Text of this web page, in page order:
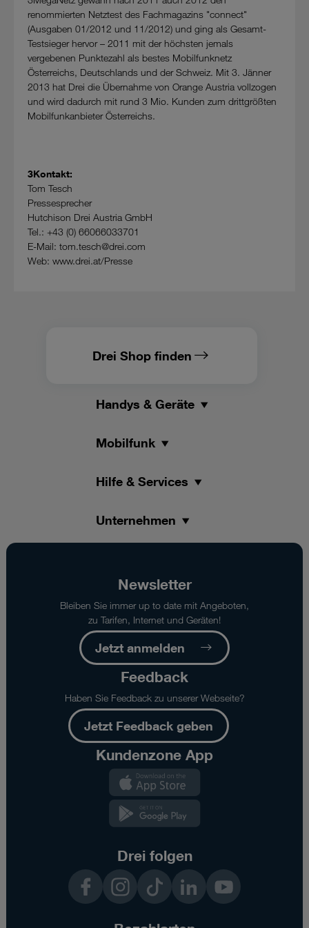
renommierten Netztest des Fachmagazins "connect"
(Ausgaben 01/2012 und 11/2012) und ging als Gesamt-
Testsieger hervor – 2011 mit der höchsten jemals
vergebenen Punktezahl als bestes Mobilfunknetz
Österreichs, Deutschlands und der Schweiz. Mit 3. Jänner
2013 hat Drei die Übernahme von Orange Austria vollzogen
und wird dadurch mit rund 3 Mio. Kunden zum drittgrößten
Mobilfunkanbieter Österreichs.
3Kontakt:
Tom Tesch
Pressesprecher
Hutchison Drei Austria GmbH
Tel.: +43 (0) 66066033701
E-Mail: tom.tesch@drei.com
Web: www.drei.at/Presse
Drei Shop finden
Handys & Geräte
Mobilfunk
Hilfe & Services
Unternehmen
Newsletter
Bleiben Sie immer up to date mit Angeboten,
zu Tarifen, Internet und Geräten!
Jetzt anmelden
Feedback
Haben Sie Feedback zu unserer Webseite?
Jetzt Feedback geben
Kundenzone App
Drei folgen
InstagramTikTok LinkedIn YouTube